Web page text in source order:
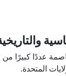
عددًا كبيرًا من
المتحدة.